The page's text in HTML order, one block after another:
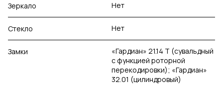
Зеркало Нет
Стекло Нет
Замки
«Гардиан» 21.14 Т (сувальдный
с функцией роторной
перекодировки); «Гардиан»
32.01 (цилиндровый)